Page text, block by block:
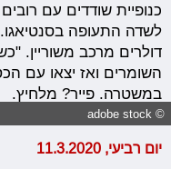
כנופיית שודדים עם
לשדה התעופה בסנטיאגו.
דולרים מרכב משוריין.
השומרים ואז יצאו עם
במשטרה. פייר? מלחיץ.
© adobe stock
יום רביעי, 11.3.2020